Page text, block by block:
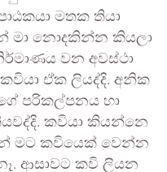
මතක තියා
මා නොදකින්න කියලා
වන අවස්ථා
ඒක ලියද්දි. අනික
පරිකල්පනය හා
කවියා කියන්නෙ
මට කවියෙක් වෙන්න
ආසාවට කවි ලියන